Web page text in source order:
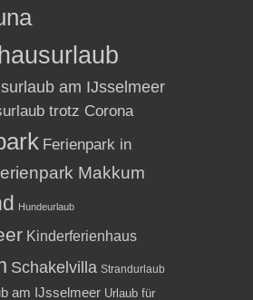
am IJsselmeer
trotz Corona
Ferienpark in
Makkum
Hundeurlaub
Kinderferienhaus
Schakelvilla Strandurlaub
am IJsselmeer Urlaub für